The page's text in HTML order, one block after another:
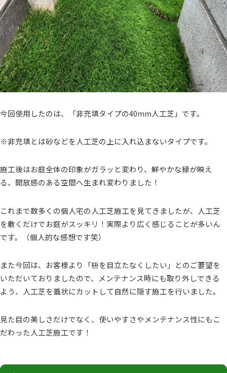
今回使用したのは、「非充填タイプの40mm人工芝」です。
※非充填とは砂などを人工芝の上に入れ込まないタイプです。
施工後はお庭全体の印象がガラッと変わり、鮮やかな緑が映え
る、開放感のある空間へ生まれ変わりました！
これまで数多くの個人宅の人工芝施工を見てきましたが、人工芝
を敷くだけでお庭がスッキリ！実際より広く感じることが多いん
です。（個人的な感想です笑）
また今回は、お客様より「枡を目立たなくしたい」とのご要望を
いただいておりましたので、メンテナンス時にも取り外しできる
よう、人工芝を蓋状にカットして自然に隠す施工を行いました。
見た目の美しさだけでなく、使いやすさやメンテナンス性にもこ
だわった人工芝施工です！